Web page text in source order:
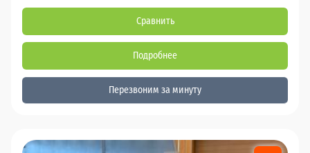
Сравнить
Подробнее
Перезвоним за минуту